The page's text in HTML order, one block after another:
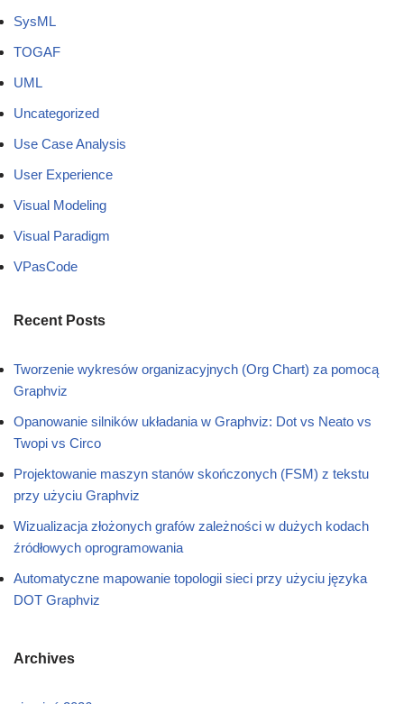
SysML
TOGAF
UML
Uncategorized
Use Case Analysis
User Experience
Visual Modeling
Visual Paradigm
VPasCode
Recent Posts
Tworzenie wykresów organizacyjnych (Org Chart) za pomocą
Graphviz
Opanowanie silników układania w Graphviz: Dot vs Neato vs
Twopi vs Circo
Projektowanie maszyn stanów skończonych (FSM) z tekstu
przy użyciu Graphviz
Wizualizacja złożonych grafów zależności w dużych kodach
źródłowych oprogramowania
Automatyczne mapowanie topologii sieci przy użyciu języka
DOT Graphviz
Archives